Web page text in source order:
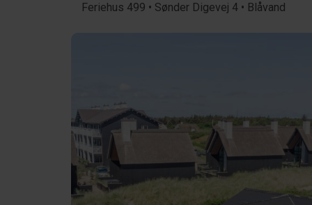
Feriehus 499 • Sønder Digevej 4 • Blåvand